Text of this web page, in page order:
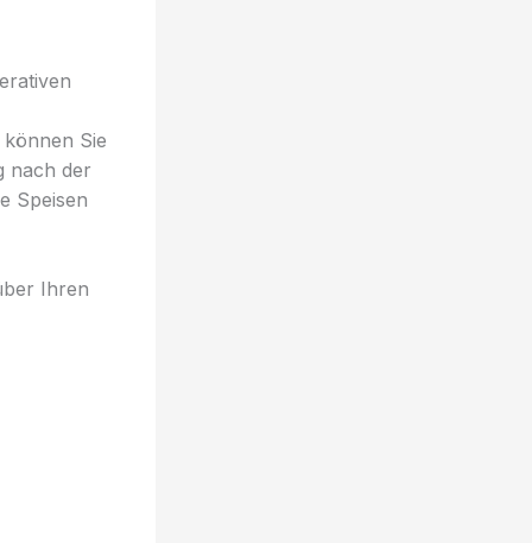
Sie
nach der
Speisen
Ihren